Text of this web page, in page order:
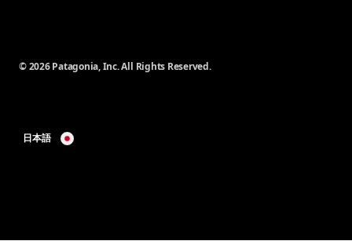
© 2026 Patagonia, Inc. All Rights Reserved.
日本語